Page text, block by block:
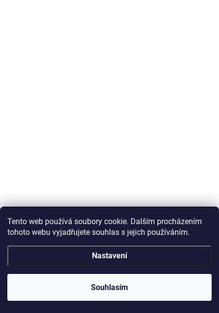
Tento web používá soubory cookie. Dalším procházením
tohoto webu vyjadřujete souhlas s jejich používáním.
Nastavení
Souhlasím